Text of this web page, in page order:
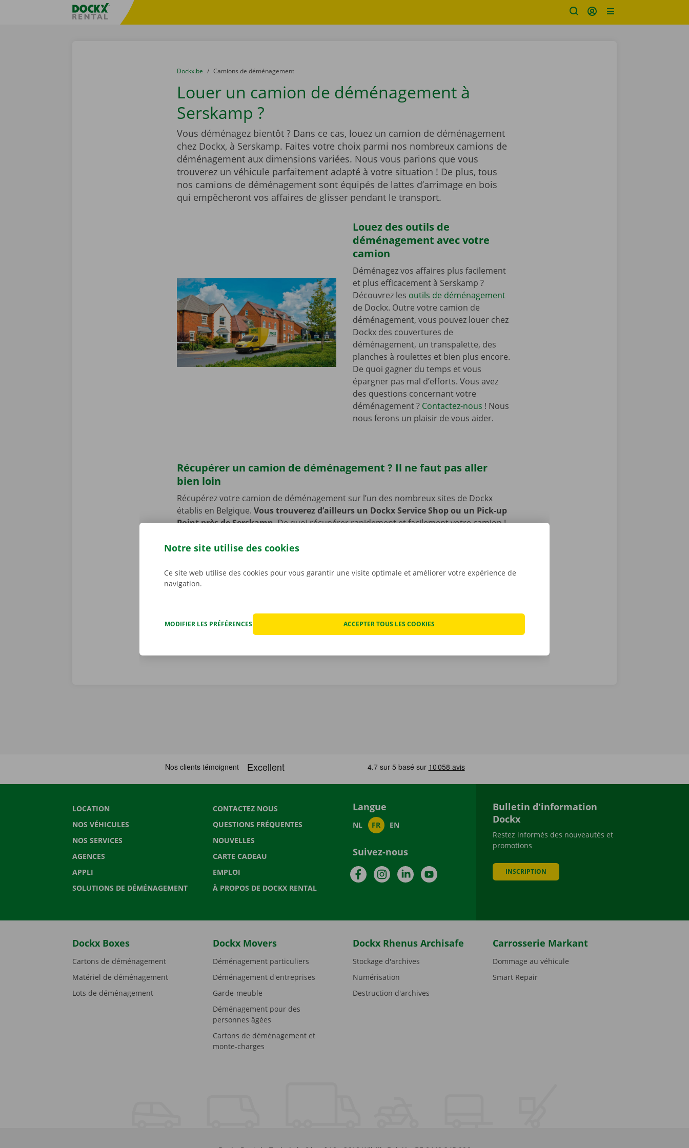
sitename
You are here:
du
Dockx.be to
Camions de déménagement
Louer un camion de déménagement à
Serskamp ?
Vous déménagez bientôt ? Dans ce cas, louez un camion de déménagement
chez Dockx, à Serskamp. Faites votre choix parmi nos nombreux camions de
déménagement aux dimensions variées. Nous vous parions que vous
trouverez un véhicule parfaitement adapté à votre situation ! De plus, tous
nos camions de déménagement sont équipés de lattes d’arrimage en bois
qui empêcheront vos affaires de glisser pendant le transport.
Louez des outils de
déménagement avec votre
camion
Déménagez vos affaires plus facilement
et plus efficacement à Serskamp ?
Découvrez les outils de déménagement
de Dockx. Outre votre camion de
déménagement, vous pouvez louer chez
Dockx des couvertures de
déménagement, un transpalette, des
planches à roulettes et bien plus encore.
De quoi gagner du temps et vous
épargner pas mal d’efforts. Vous avez
des questions concernant votre
déménagement ? Contactez-nous ! Nous
nous ferons un plaisir de vous aider.
Récupérer un camion de déménagement ? Il ne faut pas aller
bien loin
Récupérez votre camion de déménagement sur l’un des nombreux sites de Dockx
établis en Belgique. Vous trouverez d’ailleurs un Dockx Service Shop ou un Pick-up
Point près de Serskamp.De quoi récupérer rapidement et facilement votre camion !
Vous venez en voiture ou à vélo ? Pas de souci : nous avons prévu des places pour
location de votre camion de déménagement.
LOCATION
NOS VÉHICULES
NOS SERVICES
AGENCES
APPLI
SOLUTIONS DE DÉMÉNAGEMENT
CONTACTEZ NOUS
QUESTIONS FRÉQUENTES
NOUVELLES
CARTE CADEAU
EMPLOI
À PROPOS DE DOCKX RENTAL
Langue
NL FR EN
Suivez-nous
FacebookInstagramLinkedInYouTube
Bulletin d'information
Dockx
Restez informés des nouveautés et
promotions
INSCRIPTION
Dockx Boxes
Cartons de déménagement
Matériel de déménagement
Lots de déménagement
Dockx Movers
Déménagement particuliers
Déménagement d'entreprises
Garde-meuble
Déménagement pour des
personnes âgées
Cartons de déménagement et
monte-charges
Dockx Rhenus Archisafe
Stockage d'archives
Numérisation
Destruction d'archives
Carrosserie Markant
Dommage au véhicule
Smart Repair
Notre site utilise des cookies
Ce site web utilise des cookies pour vous garantir une visite optimale et améliorer votre expérience de
navigation.
MODIFIER LES PRÉFÉRENCES ACCEPTER TOUS LES COOKIES